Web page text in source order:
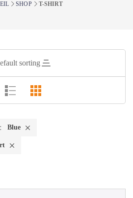
SHOP T-SHIRT
sorting
Blue